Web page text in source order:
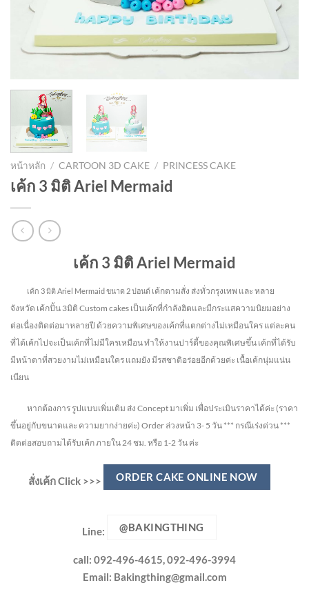
หน้าหลัก / CARTOON 3D CAKE / PRINCESS CAKE
เค้ก 3 มิติ Ariel Mermaid
เค้ก 3 มิติ Ariel Mermaid
เค้ก 3 มิติ Ariel Mermaidขนาด 2 ปอนด์ เค้กตามสั่ง ส่งทั่วกรุงเทพ และ หลาย
จังหวัด เค้กปั้น 3มิติ Custom cakes เป็นเค้กที่กำลังฮิตและมีกระแสความนิยมอย่าง
ต่อเนื่องติดต่อมาหลายปี ด้วยความพิเศษของเค้กที่แตกต่างไม่เหมือนใคร แต่ละคน
ที่ได้เค้กไปจะเป็นเค้กที่ไม่มีใครเหมือน ทำให้งานปาร์ตี้ของคุณพิเศษขึ้น เค้กที่ได้รับ
มีหน้าตาที่สวยงามไม่เหมือนใคร แถมยัง มีรสชาติอร่อยอีกด้วยค่ะ เนื้อเค้กนุ่มแน่น
เนียน
หากต้องการ รูปแบบเพิ่มเติม ส่ง Concept มาเพิ่ม เพื่อประเมินราคาได้ค่ะ (ราคา
ขึ้นอยู่กับขนาดและ ความยากง่ายค่ะ) Order ล่วงหน้า 3- 5 วัน *** กรณีเร่งด่วน ***
ติดต่อสอบถามได้รับเค้ก ภายใน 24 ชม. หรือ 1-2 วัน ค่ะ
สั่งเค้ก Click >>> ORDER CAKE ONLINE NOW
Line: @BAKINGTHING
call: 092-496-4615, 092-496-3994
Email: Bakingthing@gmail.com